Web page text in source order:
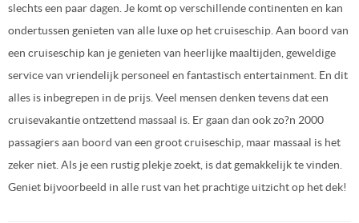
slechts een paar dagen. Je komt op verschillende continenten en kan
ondertussen genieten van alle luxe op het cruiseschip. Aan boord van
een cruiseschip kan je genieten van heerlijke maaltijden, geweldige
service van vriendelijk personeel en fantastisch entertainment. En dit
alles is inbegrepen in de prijs. Veel mensen denken tevens dat een
cruisevakantie ontzettend massaal is. Er gaan dan ook zo?n 2000
passagiers aan boord van een groot cruiseschip, maar massaal is het
zeker niet. Als je een rustig plekje zoekt, is dat gemakkelijk te vinden.
Geniet bijvoorbeeld in alle rust van het prachtige uitzicht op het dek!